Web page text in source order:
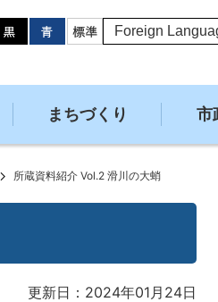
まちづくり 市
所蔵資料紹介 Vol.2 滑川の大蛸
更新日：2024年01月24日